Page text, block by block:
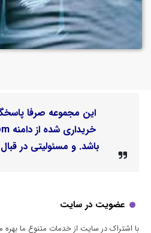
این مجموعه صرفا
باشد. و مسئولیتی در قبال
عضویت در سایت
با اشتراک در سایت از خدمات متنوع ما